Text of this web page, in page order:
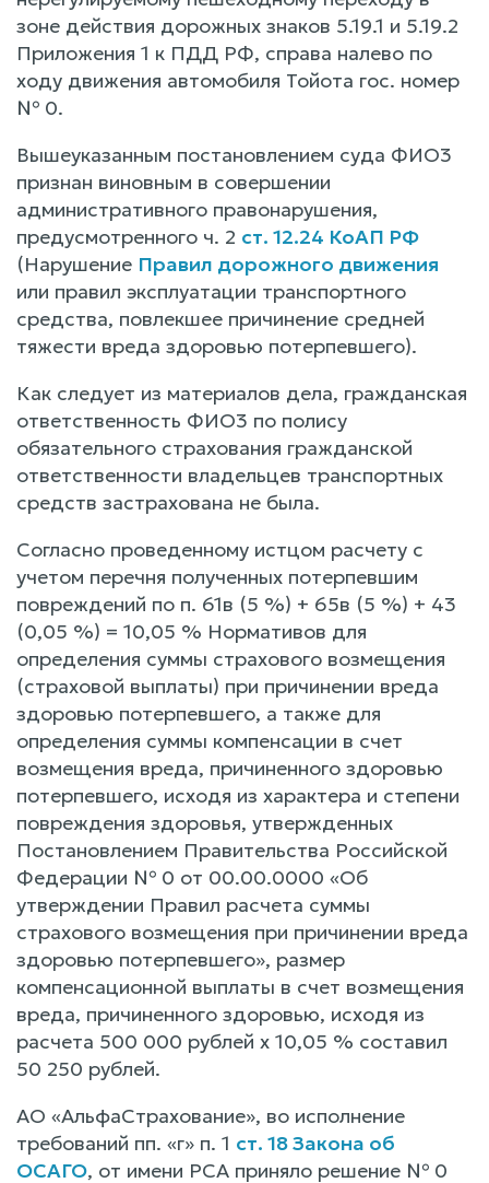
зоне действия дорожных знаков 5.19.1 и 5.19.2
Приложения 1 к ПДД РФ, справа налево по
ходу движения автомобиля Тойота гос. номер
№ 0.
Вышеуказанным постановлением суда ФИО3
признан виновным в совершении
административного правонарушения,
предусмотренного ч. 2 ст. 12.24 КоАП РФ
(Нарушение Правил дорожного движения
или правил эксплуатации транспортного
средства, повлекшее причинение средней
тяжести вреда здоровью потерпевшего).
Как следует из материалов дела, гражданская
ответственность ФИО3 по полису
обязательного страхования гражданской
ответственности владельцев транспортных
средств застрахована не была.
Согласно проведенному истцом расчету с
учетом перечня полученных потерпевшим
повреждений по п. 61в (5 %) + 65в (5 %) + 43
(0,05 %) = 10,05 % Нормативов для
определения суммы страхового возмещения
(страховой выплаты) при причинении вреда
здоровью потерпевшего, а также для
определения суммы компенсации в счет
возмещения вреда, причиненного здоровью
потерпевшего, исходя из характера и степени
повреждения здоровья, утвержденных
Постановлением Правительства Российской
Федерации № 0 от 00.00.0000 «Об
утверждении Правил расчета суммы
страхового возмещения при причинении вреда
здоровью потерпевшего», размер
компенсационной выплаты в счет возмещения
вреда, причиненного здоровью, исходя из
расчета 500 000 рублей х 10,05 % составил
50 250 рублей.
АО «АльфаСтрахование», во исполнение
требований пп. «г» п. 1 ст. 18 Закона об
ОСАГО, от имени РСА приняло решение № 0